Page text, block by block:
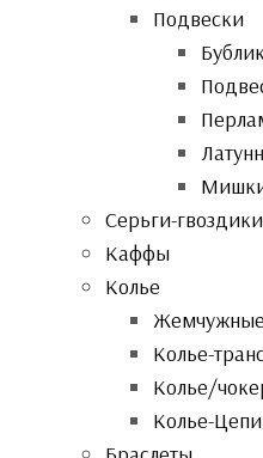
Подвески
Серьги-гвоздики
Каффы
Колье
Колье-
Колье/
Колье-Цепи